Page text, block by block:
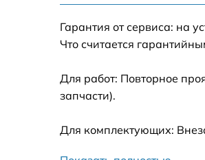
Замена процессора
Замена ключей
Замена микросхемы
Гарантия от сервиса: на
Что считается
Для работ: Повторное
запчасти).
Для комплектующих: